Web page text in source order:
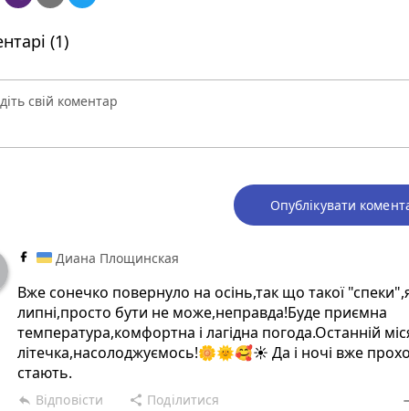
(1)
Опублікувати
Диана Площинская
Вже сонечко повернуло на осінь,так що такої
липні,просто бути не може,неправда!Буде приємна
температура,комфортна і лагідна погода.Останній
літечка,насолоджуємось!🌼🌞🥰☀️ Да і ночі вже
стають.
reply Відповісти share Поділитися